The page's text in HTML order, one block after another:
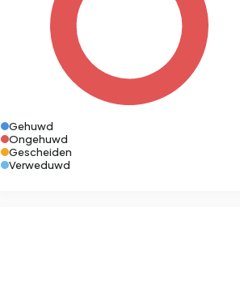
Gehuwd
Ongehuwd
Gescheiden
Verweduwd